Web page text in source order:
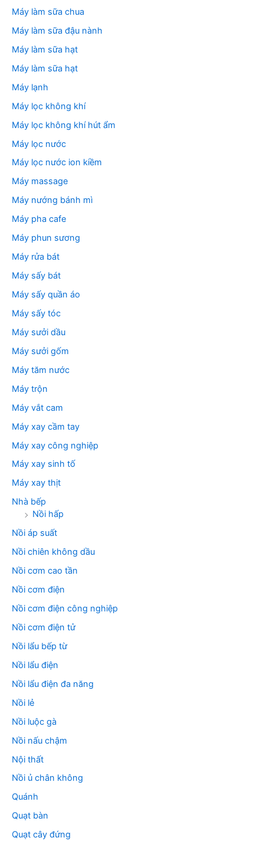
Máy làm sữa chua
Máy làm sữa đậu nành
Máy làm sữa hạt
Máy làm sữa hạt
Máy lạnh
Máy lọc không khí
Máy lọc không khí hút ẩm
Máy lọc nước
Máy lọc nước ion kiềm
Máy massage
Máy nướng bánh mì
Máy pha cafe
Máy phun sương
Máy rửa bát
Máy sấy bát
Máy sấy quần áo
Máy sấy tóc
Máy sưởi dầu
Máy sưởi gốm
Máy tăm nước
Máy trộn
Máy vắt cam
Máy xay cầm tay
Máy xay công nghiệp
Máy xay sinh tố
Máy xay thịt
Nhà bếp
Nồi hấp
Nồi áp suất
Nồi chiên không dầu
Nồi cơm cao tần
Nồi cơm điện
Nồi cơm điện công nghiệp
Nồi cơm điện tử
Nồi lẩu bếp từ
Nồi lẩu điện
Nồi lẩu điện đa năng
Nồi lẻ
Nồi luộc gà
Nồi nấu chậm
Nội thất
Nồi ủ chân không
Quánh
Quạt bàn
Quạt cây đứng